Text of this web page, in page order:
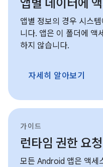
앱별 데이터에
앱별 정보의 경우 시스
니다. 앱은 이 폴더에 액
하지 않습니다.
자세히 알아보기
가이드
런타임 권한 요
모든 Android 앱은 액세